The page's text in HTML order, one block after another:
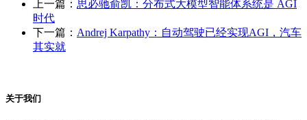
上一篇： 思必驰俞凯：分布式大模型智能体系统是 AGI
时代
下一篇： Andrej Karpathy：自动驾驶已经实现AGI，汽车
其实就
关于我们